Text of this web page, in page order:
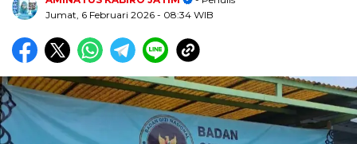
Jumat, 6 Februari 2026 - 08:34 WIB